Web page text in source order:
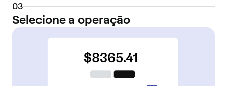
03
Selecione a operação